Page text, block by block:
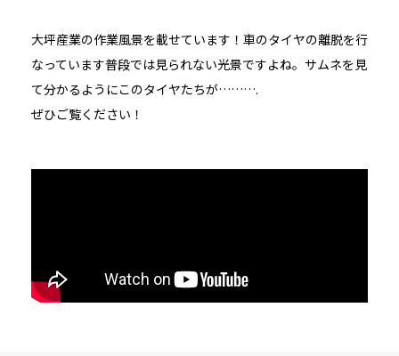
大坪産業の作業風景を載せています！車のタイヤの離脱を行
なっています普段では見られない光景ですよね。サムネを見
て分かるようにこのタイヤたちが……….
ぜひご覧ください！